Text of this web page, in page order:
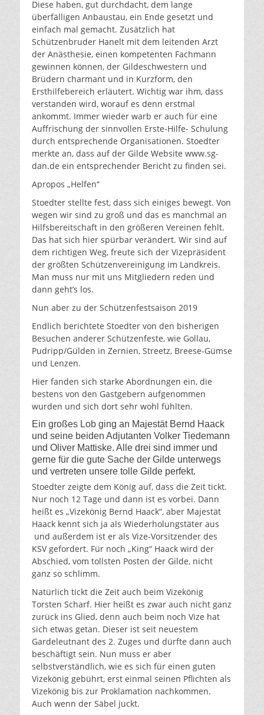
Diese haben, gut durchdacht, dem lange
überfälligen Anbaustau, ein Ende gesetzt und
einfach mal gemacht. Zusätzlich hat
Schützenbruder Hanelt mit dem leitenden Arzt
der Anästhesie, einen kompetenten Fachmann
gewinnen können, der Gildeschwestern und
Brüdern charmant und in Kurzform, den
Ersthilfebereich erläutert. Wichtig war ihm, dass
verstanden wird, worauf es denn erstmal
ankommt. Immer wieder warb er auch für eine
Auffrischung der sinnvollen Erste-Hilfe- Schulung
durch entsprechende Organisationen. Stoedter
merkte an, dass auf der Gilde Website www.sg-
dan.de ein entsprechender Bericht zu finden sei.
Apropos „Helfen“
Stoedter stellte fest, dass sich einiges bewegt. Von
wegen wir sind zu groß und das es manchmal an
Hilfsbereitschaft in den größeren Vereinen fehlt.
Das hat sich hier spürbar verändert. Wir sind auf
dem richtigen Weg, freute sich der Vizepräsident
der größten Schützenvereinigung im Landkreis.
Man muss nur mit uns Mitgliedern reden und
dann geht’s los.
Nun aber zu der Schützenfestsaison 2019
Endlich berichtete Stoedter von den bisherigen
Besuchen anderer Schützenfeste, wie Gollau,
Pudripp/Gülden in Zernien, Streetz, Breese-Gümse
und Lenzen.
Hier fanden sich starke Abordnungen ein, die
bestens von den Gastgebern aufgenommen
wurden und sich dort sehr wohl fühlten.
Ein großes Lob ging an Majestät Bernd Haack
und seine beiden Adjutanten Volker Tiedemann
und Oliver Mattiske. Alle drei sind immer und
gerne für die gute Sache der Gilde unterwegs
und vertreten unsere tolle Gilde perfekt.
Stoedter zeigte dem König auf, dass die Zeit tickt.
Nur noch 12 Tage und dann ist es vorbei. Dann
heißt es „Vizekönig Bernd Haack“, aber Majestät
Haack kennt sich ja als Wiederholungstäter aus
und außerdem ist er als Vize-Vorsitzender des
KSV gefordert. Für noch „King“ Haack wird der
Abschied, vom tollsten Posten der Gilde, nicht
ganz so schlimm.
Natürlich tickt die Zeit auch beim Vizekönig
Torsten Scharf. Hier heißt es zwar auch nicht ganz
zurück ins Glied, denn auch beim noch Vize hat
sich etwas getan. Dieser ist seit neuestem
Gardeleutnant des 2. Zuges und dürfte dann auch
beschäftigt sein. Nun muss er aber
selbstverständlich, wie es sich für einen guten
Vizekönig gebührt, erst einmal seinen Pflichten als
Vizekönig bis zur Proklamation nachkommen.
Auch wenn der Säbel juckt.